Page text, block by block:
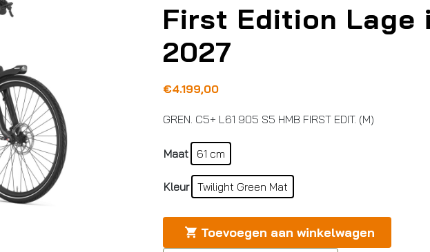
First Edition Lage
2027
€4.199,00
GREN. C5+ L61 905 S5 HMB FIRST EDIT. (M)
Maat 61 cm
Kleur Twilight Green Mat
Toevoegen aan winkelwagen